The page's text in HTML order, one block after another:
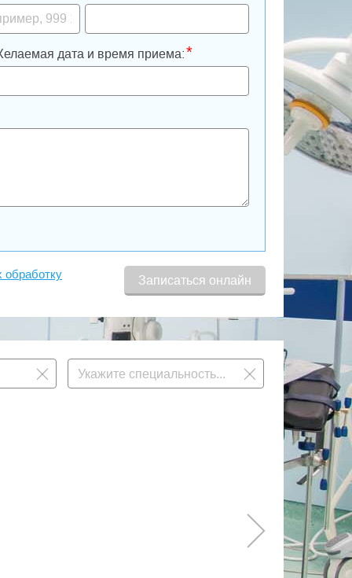
дата и время приема:*
обработку